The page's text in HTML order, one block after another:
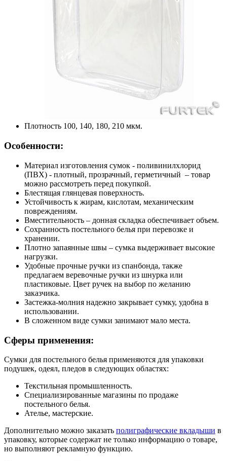
Плотность 100, 140, 180, 210 мкм.
Особенности:
Материал изготовления сумок - поливинилхлорид
(ПВХ) - плотный, прозрачный, герметичный – товар
можно рассмотреть перед покупкой.
Блестящая глянцевая поверхность.
Устойчивость к жирам, кислотам, механическим
повреждениям.
Вместительность – донная складка обеспечивает объем.
Сохранность постельного белья при перевозке и
хранении.
Плотно запаянные швы – сумка выдерживает высокие
нагрузки.
Удобные прочные ручки из спанбонда, также
предлагаем веревочные ручки из шнурка или
пластиковые. Цвет ручек на выбор по желанию
заказчика.
Застежка-молния надежно закрывает сумку, удобна в
использовании.
В сложенном виде сумки занимают мало места.
Сферы применения:
Сумки для постельного белья применяются для упаковки
подушек, одеял, пледов в следующих областях:
Текстильная промышленность.
Специализированные магазины по продаже
постельного белья.
Ателье, мастерские.
Дополнительно можно заказать полиграфические вкладыши в
упаковку, которые содержат не только информацию о товаре,
но выполняют рекламную функцию.